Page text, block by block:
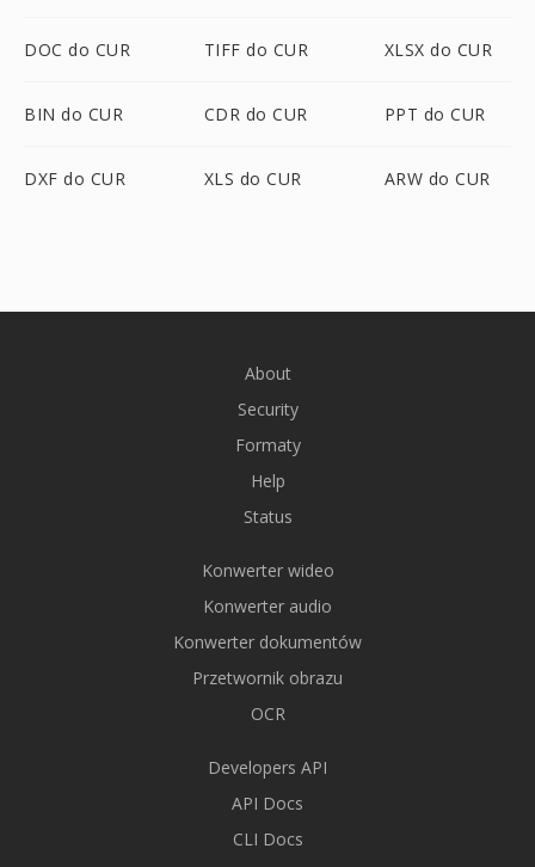
DOC do CUR TIFF do CUR XLSX do CUR
BIN do CUR CDR do CUR PPT do CUR
DXF do CUR XLS do CUR ARW do CUR
About
Security
Formaty
Help
Status
Konwerter wideo
Konwerter audio
Konwerter dokumentów
Przetwornik obrazu
OCR
Developers API
API Docs
CLI Docs